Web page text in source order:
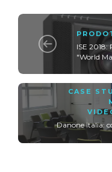
ISE 2018:
"World
CASE
Danone Italia: